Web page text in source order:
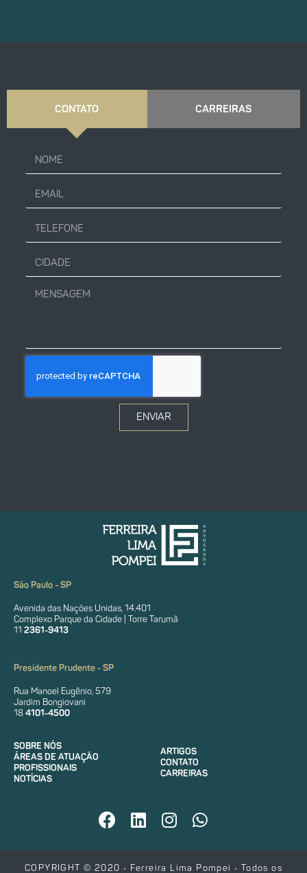
CONTATO CARREIRAS
ENVIAR
São Paulo - SP
Avenida das Nações Unidas, 14.401
Complexo Parque da Cidade | Torre Tarumã
11 2361-9413
Presidente Prudente - SP
Rua Manoel Eugênio, 579
Jardim Bongiovani
18 4101-4500
SOBRE NÓS
ÁREAS DE ATUAÇÃO
PROFISSIONAIS
NOTÍCIAS
ARTIGOS
CONTATO
CARREIRAS
COPYRIGHT © 2020 • Ferreira Lima Pompei • Todos os